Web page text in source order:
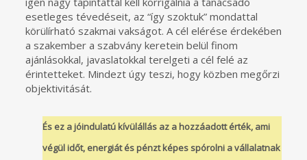
esetleges tévedéseit, az “így szoktuk” mondattal
körülírható szakmai vakságot. A cél elérése érdekében
a szakember a szabvány keretein belül finom
ajánlásokkal, javaslatokkal terelgeti a cél felé az
érintetteket. Mindezt úgy teszi, hogy közben megőrzi
objektivitását.
És ez a jóindulatú kívülállás az a hozzáadott érték, ami
végül időt, energiát és pénzt képes spórolni a vállalatnak